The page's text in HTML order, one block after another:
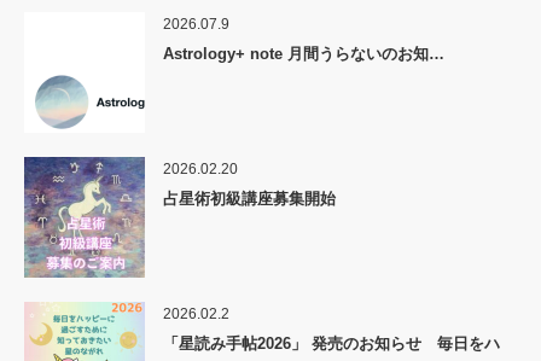
2026.07.9
Astrology+ note 月間うらないのお知…
2026.02.20
占星術初級講座募集開始
2026.02.2
「星読み手帖2026」 発売のお知らせ 毎日をハ